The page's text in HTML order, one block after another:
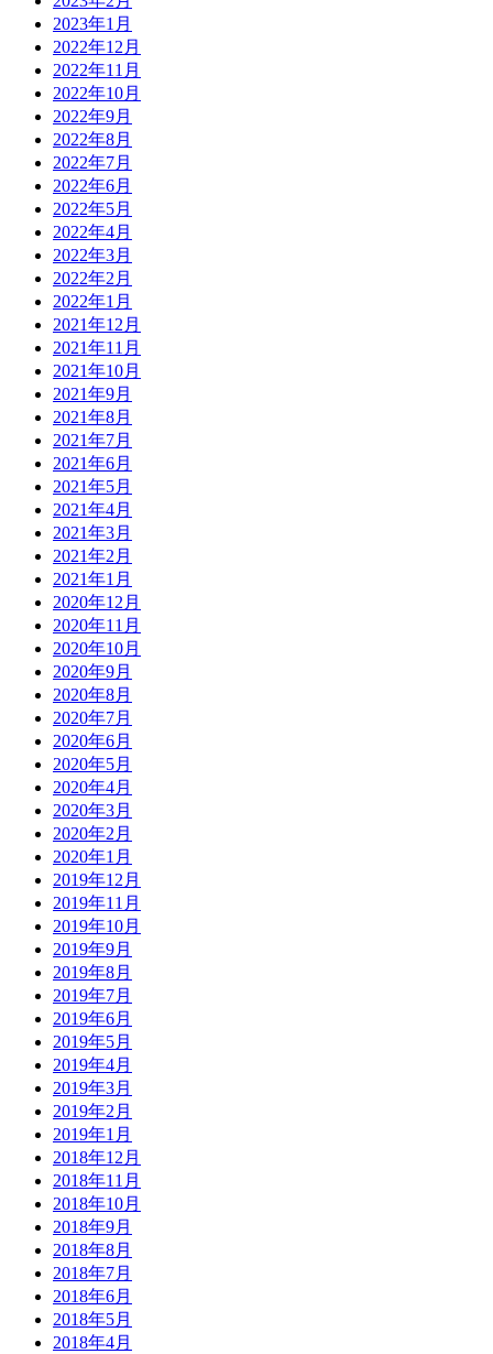
2023年1月
2022年12月
2022年11月
2022年10月
2022年9月
2022年8月
2022年7月
2022年6月
2022年5月
2022年4月
2022年3月
2022年2月
2022年1月
2021年12月
2021年11月
2021年10月
2021年9月
2021年8月
2021年7月
2021年6月
2021年5月
2021年4月
2021年3月
2021年2月
2021年1月
2020年12月
2020年11月
2020年10月
2020年9月
2020年8月
2020年7月
2020年6月
2020年5月
2020年4月
2020年3月
2020年2月
2020年1月
2019年12月
2019年11月
2019年10月
2019年9月
2019年8月
2019年7月
2019年6月
2019年5月
2019年4月
2019年3月
2019年2月
2019年1月
2018年12月
2018年11月
2018年10月
2018年9月
2018年8月
2018年7月
2018年6月
2018年5月
2018年4月